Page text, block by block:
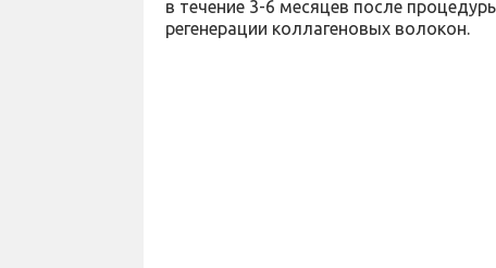
в течение 3-6 месяцев после
регенерации коллагеновых волокон.